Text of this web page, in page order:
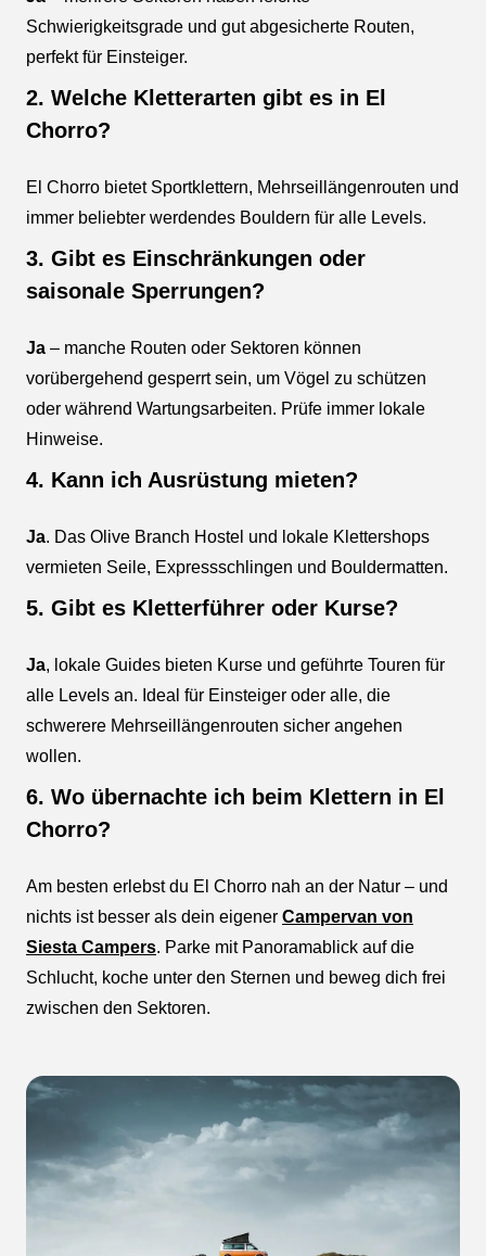
Schwierigkeitsgrade und gut abgesicherte Routen,
perfekt für Einsteiger.
2. Welche Kletterarten gibt es in El
Chorro?
El Chorro bietet Sportklettern, Mehrseillängenrouten und
immer beliebter werdendes Bouldern für alle Levels.
3. Gibt es Einschränkungen oder
saisonale Sperrungen?
Ja – manche Routen oder Sektoren können
vorübergehend gesperrt sein, um Vögel zu schützen
oder während Wartungsarbeiten. Prüfe immer lokale
Hinweise.
4. Kann ich Ausrüstung mieten?
Ja. Das Olive Branch Hostel und lokale Klettershops
vermieten Seile, Expressschlingen und Bouldermatten.
5. Gibt es Kletterführer oder Kurse?
Ja, lokale Guides bieten Kurse und geführte Touren für
alle Levels an. Ideal für Einsteiger oder alle, die
schwerere Mehrseillängenrouten sicher angehen
wollen.
6. Wo übernachte ich beim Klettern in El
Chorro?
Am besten erlebst du El Chorro nah an der Natur – und
nichts ist besser als dein eigener Campervan von
Siesta Campers. Parke mit Panoramablick auf die
Schlucht, koche unter den Sternen und beweg dich frei
zwischen den Sektoren.